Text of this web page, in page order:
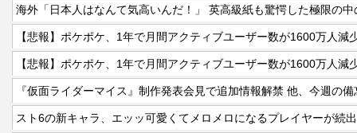
【悲報】ポケポケ、1年で月間アクティブユーザー数が1600万人
【悲報】ポケポケ、1年で月間アクティブユーザー数が1600万人
スト6の新キャラ、エッッ可愛くてメロメロになるプレイヤーが続